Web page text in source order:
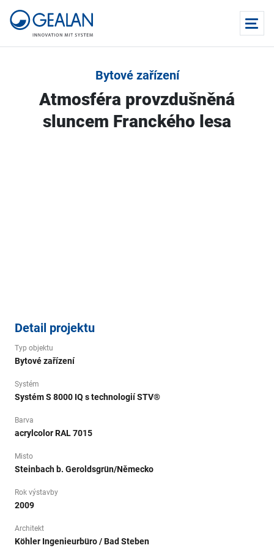
Bytové zařízení
Atmosféra provzdušněná
sluncem Franckého lesa
Detail projektu
Typ objektu
Bytové zařízení
Systém
Systém S 8000 IQ s technologií STV®
Barva
acrylcolor RAL 7015
Misto
Steinbach b. Geroldsgrün/Německo
Rok výstavby
2009
Architekt
Köhler Ingenieurbüro / Bad Steben